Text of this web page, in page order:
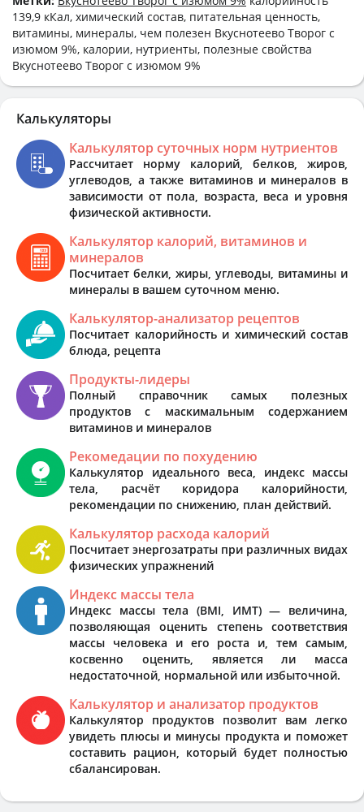
139,9 кКал, химический состав, питательная ценность,
витамины, минералы, чем полезен Вкуснотеево Творог с
изюмом 9%, калории, нутриенты, полезные свойства
Вкуснотеево Творог с изюмом 9%
Калькуляторы
Калькулятор суточных норм нутриентов
Рассчитает норму калорий, белков, жиров,
углеводов, а также витаминов и минералов в
зависимости от пола, возраста, веса и уровня
физической активности.
Калькулятор калорий, витаминов и
минералов
Посчитает белки, жиры, углеводы, витамины и
минералы в вашем суточном меню.
Калькулятор-анализатор рецептов
Посчитает калорийность и химический состав
блюда, рецепта
Продукты-лидеры
Полный справочник самых полезных
продуктов с маскимальным содержанием
витаминов и минералов
Рекомедации по похудению
Калькулятор идеального веса, индекс массы
тела, расчёт коридора калорийности,
рекомендации по снижению, план действий.
Калькулятор расхода калорий
Посчитает энергозатраты при различных видах
физических упражнений
Индекс массы тела
Индекс массы тела (BMI, ИМТ) — величина,
позволяющая оценить степень соответствия
массы человека и его роста и, тем самым,
косвенно оценить, является ли масса
недостаточной, нормальной или избыточной.
Калькулятор и анализатор продуктов
Калькулятор продуктов позволит вам легко
увидеть плюсы и минусы продукта и поможет
составить рацион, который будет полностью
сбалансирован.